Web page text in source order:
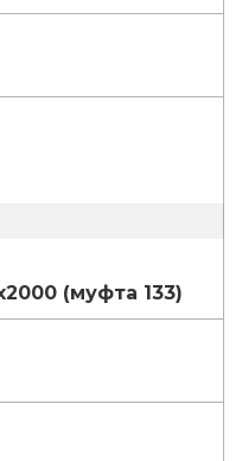
(муфта 133)